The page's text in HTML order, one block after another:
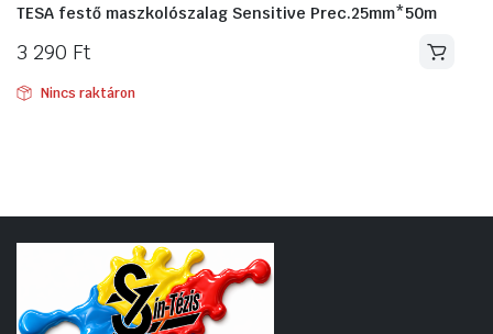
TESA festő maszkolószalag Sensitive Prec.25mm*50m
3 290 Ft
Nincs raktáron